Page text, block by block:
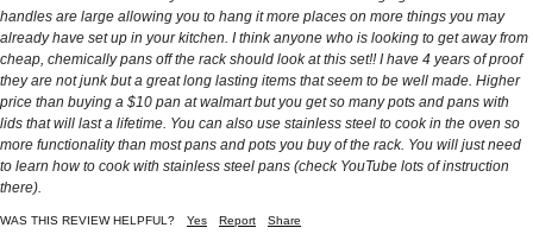
handles are large allowing you to hang it more places on more things you may
already have set up in your kitchen. I think anyone who is looking to get away from
cheap, chemically pans off the rack should look at this set!! I have 4 years of proof
they are not junk but a great long lasting items that seem to be well made. Higher
price than buying a $10 pan at walmart but you get so many pots and pans with
lids that will last a lifetime. You can also use stainless steel to cook in the oven so
more functionality than most pans and pots you buy of the rack. You will just need
to learn how to cook with stainless steel pans (check YouTube lots of instruction
there).
WAS THIS REVIEW HELPFUL? Yes Report Share